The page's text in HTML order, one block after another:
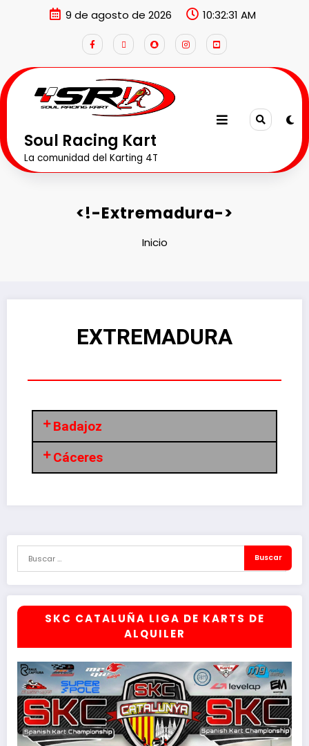
9 de agosto de 2026 10:32:32 AM
Soul Racing Kart
La comunidad del Karting 4T
<!-Extremadura->
Inicio
EXTREMADURA
Badajoz
Cáceres
SKC CATALUÑA LIGA DE KARTS DE
ALQUILER